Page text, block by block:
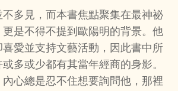
多見，而本書焦點聚集在最神祕
是不得不提到歐陽明的背景。他
愛並支持文藝活動，因此書中所
多或少都有其當年經商的身影。
心總是忍不住想要詢問他，那裡